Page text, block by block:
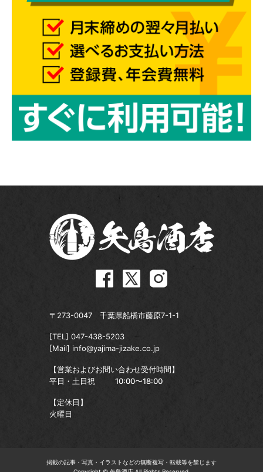
〒273-0047 千葉県船橋市藤原7-1-1
[TEL] 047-438-5203
[Mail] info@yajima-jizake.co.jp
【営業およびお問い合わせ受付時間】
平日・土日祝
10:00〜18:00
【定休日】
火曜日
掲載の記事・写真・イラストなどの無断複写・転載等を禁じます